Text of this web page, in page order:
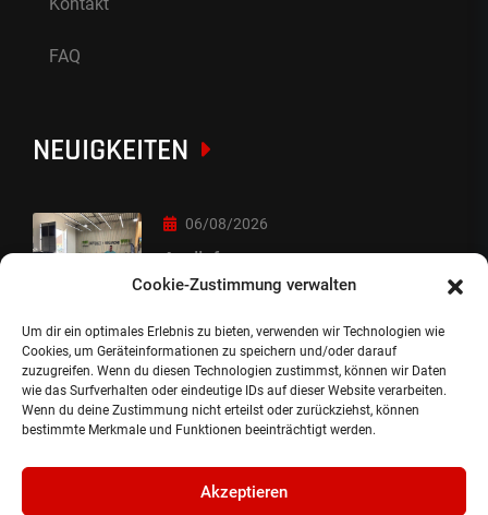
Cookie-Zustimmung verwalten
Um dir ein optimales Erlebnis zu bieten, verwenden wir Technologien wie
Cookies, um Geräteinformationen zu speichern und/oder darauf
zuzugreifen. Wenn du diesen Technologien zustimmst, können wir Daten
wie das Surfverhalten oder eindeutige IDs auf dieser Website verarbeiten.
Wenn du deine Zustimmung nicht erteilst oder zurückziehst, können
bestimmte Merkmale und Funktionen beeinträchtigt werden.
Akzeptieren
Kontakt
FAQ
NEUIGKEITEN
06/08/2026
Auslieferung
05/08/2026
Auslieferung :-)